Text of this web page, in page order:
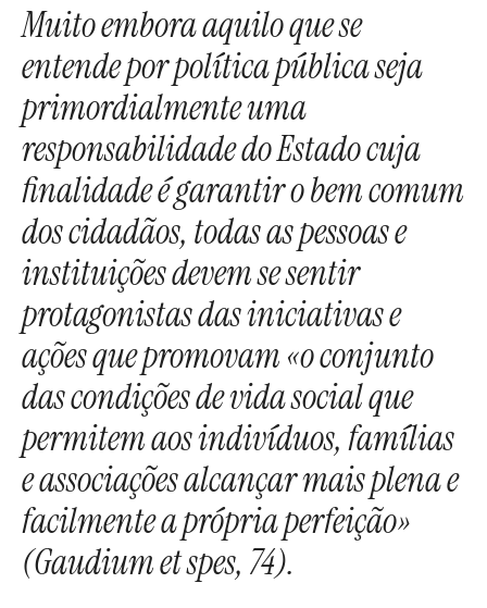
Muito embora aquilo que se
entende por política pública seja
primordialmente uma
responsabilidade do Estado cuja
finalidade é garantir o bem comum
dos cidadãos, todas as pessoas e
instituições devem se sentir
protagonistas das iniciativas e
ações que promovam «o conjunto
das condições de vida social que
permitem aos indivíduos, famílias
e associações alcançar mais plena e
facilmente a própria perfeição»
(Gaudium et spes, 74).